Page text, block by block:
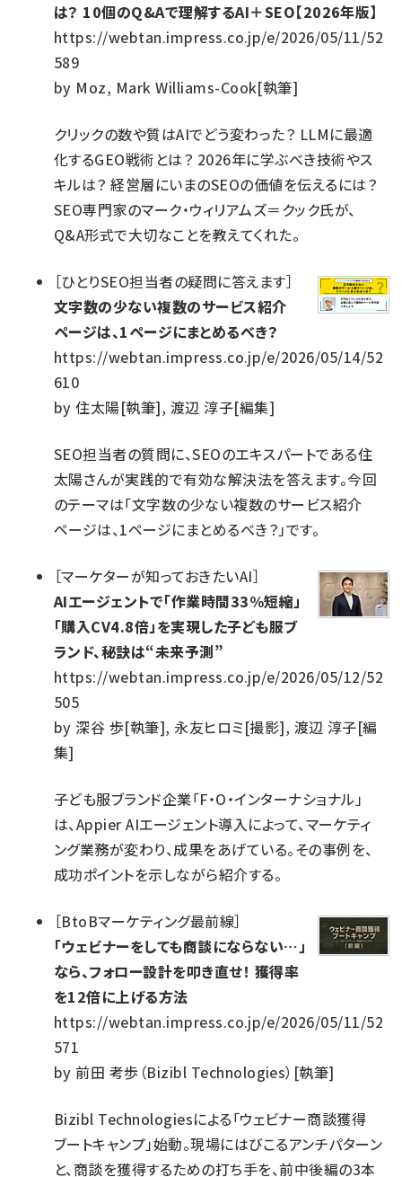
は？ 10個のQ&Aで理解するAI＋SEO【2026年版】
https://webtan.impress.co.jp/e/2026/05/11/52
589
by Moz, Mark Williams-Cook[執筆]
クリックの数や質はAIでどう変わった？ LLMに最適
化するGEO戦術とは？ 2026年に学ぶべき技術やス
キルは？ 経営層にいまのSEOの価値を伝えるには？
SEO専門家のマーク・ウィリアムズ＝クック氏が、
Q&A形式で大切なことを教えてくれた。
［ひとりSEO担当者の疑問に答えます］
文字数の少ない複数のサービス紹介
ページは、1ページにまとめるべき？
https://webtan.impress.co.jp/e/2026/05/14/52
610
by住太陽[執筆], 渡辺 淳子[編集]
SEO担当者の質問に、SEOのエキスパートである住
太陽さんが実践的で有効な解決法を答えます。今回
のテーマは「文字数の少ない複数のサービス紹介
ページは、1ページにまとめるべき？」です。
［マーケターが知っておきたいAI］
AIエージェントで「作業時間33%短縮」
「購入CV4.8倍」を実現した子ども服ブ
ランド、秘訣は“未来予測”
https://webtan.impress.co.jp/e/2026/05/12/52
505
by深谷 歩[執筆], 永友ヒロミ[撮影], 渡辺 淳子[編
集]
子ども服ブランド企業「F・O・インターナショナル」
は、Appier AIエージェント導入によって、マーケティ
ング業務が変わり、成果をあげている。その事例を、
成功ポイントを示しながら紹介する。
［BtoBマーケティング最前線］
「ウェビナーをしても商談にならない…」
なら、フォロー設計を叩き直せ！ 獲得率
を12倍に上げる方法
https://webtan.impress.co.jp/e/2026/05/11/52
571
by前田 考歩（Bizibl Technologies）[執筆]
Bizibl Technologiesによる「ウェビナー商談獲得
ブートキャンプ」始動。現場にはびこるアンチパターン
と、商談を獲得するための打ち手を、前中後編の3本